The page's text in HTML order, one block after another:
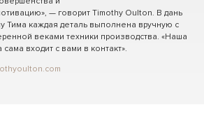
— говорит Timothy Oulton. В дань
Тима каждая деталь выполнена вручную с
веками техники производства. «Наша
входит с вами в контакт».